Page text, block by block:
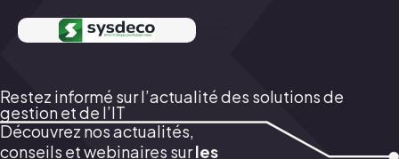
Restez informé sur l’actualité des solutions de
gestion et de l’IT
Découvrez nos actualités,
conseils et webinaires surles